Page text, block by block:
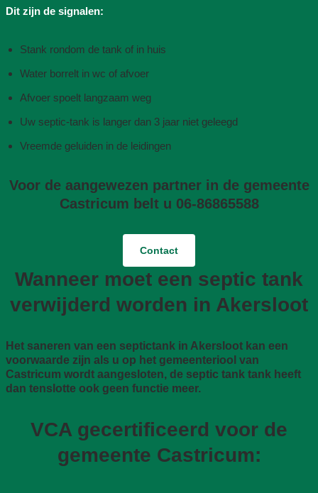
Dit zijn de signalen:
Stank rondom de tank of in huis
Water borrelt in wc of afvoer
Afvoer spoelt langzaam weg
Uw septic-tank is langer dan 3 jaar niet geleegd
Vreemde geluiden in de leidingen
Voor de aangewezen partner in de gemeente
Castricum belt u 06-86865588
Contact
Wanneer moet een septic tank
verwijderd worden in Akersloot
Het saneren van een septictank in Akersloot kan een
voorwaarde zijn als u op het gemeenteriool van
Castricum wordt aangesloten, de septic tank tank heeft
dan tenslotte ook geen functie meer.
VCA gecertificeerd voor de
gemeente Castricum: